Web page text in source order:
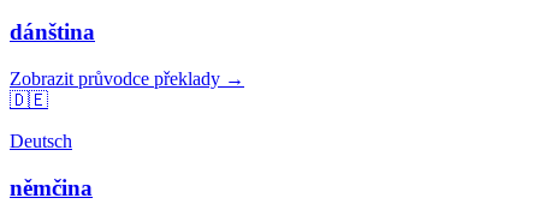
dánština
Zobrazit průvodce překlady →
🇩🇪
Deutsch
němčina